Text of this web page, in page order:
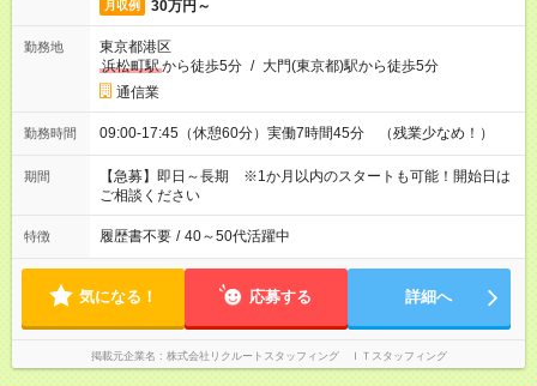
月収例 30万円～
勤務地
東京都港区
浜松町駅から徒歩5分 / 大門(東京都)駅から徒歩5分
通信業
勤務時間 09:00-17:45（休憩60分）実働7時間45分 （残業少なめ！）
期間
【急募】即日～長期 ※1か月以内のスタートも可能！開始日は
ご相談ください
特徴 履歴書不要 / 40～50代活躍中
気になる！ 応募する 詳細へ
掲載元企業名 株式会社リクルートスタッフィング ＩＴスタッフィング